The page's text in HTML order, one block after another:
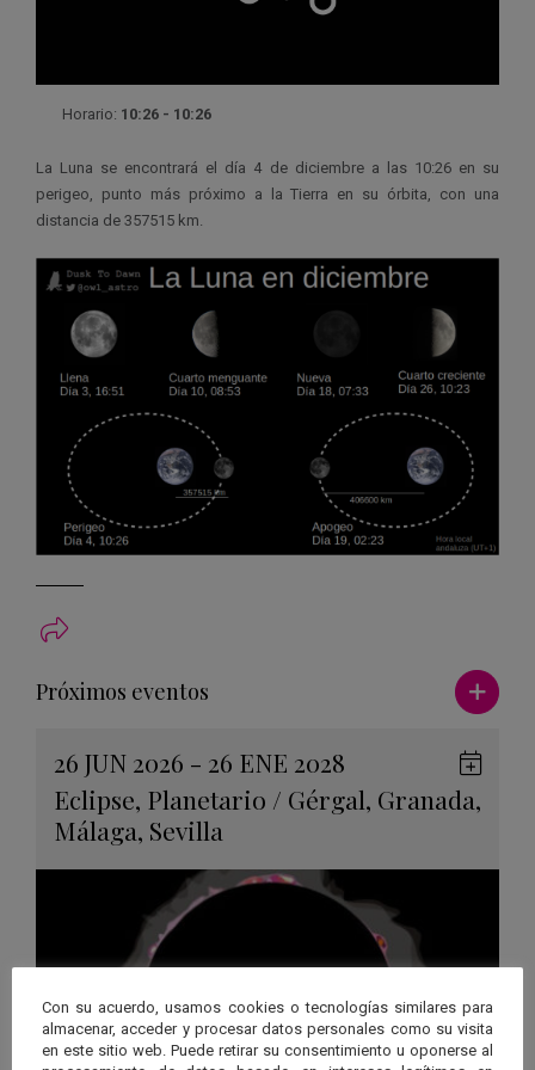
Horario: 10:26 - 10:26
La Luna se encontrará el día 4 de diciembre a las 10:26 en su
perigeo, punto más próximo a la Tierra en su órbita, con una
distancia de 357515 km.
Próximos eventos Ver más
26 JUN 2026 - 26 ENE 2028
Eclipse, Planetario / Gérgal, Granada,
Málaga, Sevilla
en
Con su acuerdo, usamos cookies o tecnologías similares para
almacenar, acceder y procesar datos personales como su visita
en este sitio web. Puede retirar su consentimiento u oponerse al